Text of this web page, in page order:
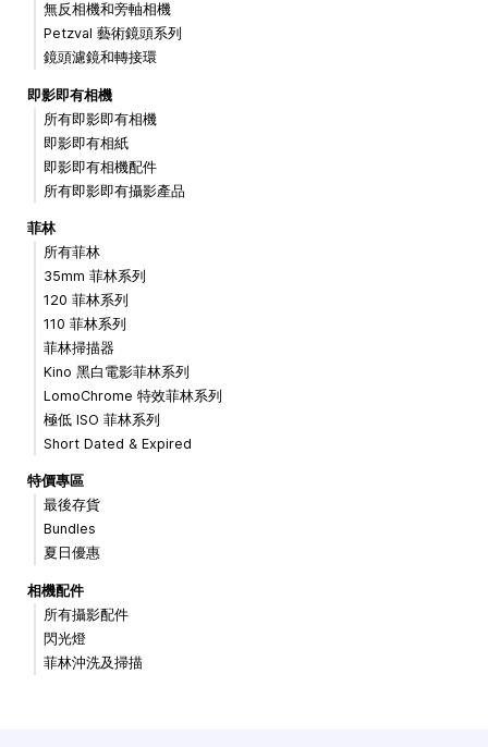
無反相機和旁軸相機
Petzval 藝術鏡頭系列
鏡頭濾鏡和轉接環
即影即有相機
所有即影即有相機
即影即有相紙
即影即有相機配件
所有即影即有攝影產品
菲林
所有菲林
35mm 菲林系列
120 菲林系列
110 菲林系列
菲林掃描器
Kino 黑白電影菲林系列
LomoChrome 特效菲林系列
極低 ISO 菲林系列
Short Dated & Expired
特價專區
最後存貨
Bundles
夏日優惠
相機配件
所有攝影配件
閃光燈
菲林沖洗及掃描